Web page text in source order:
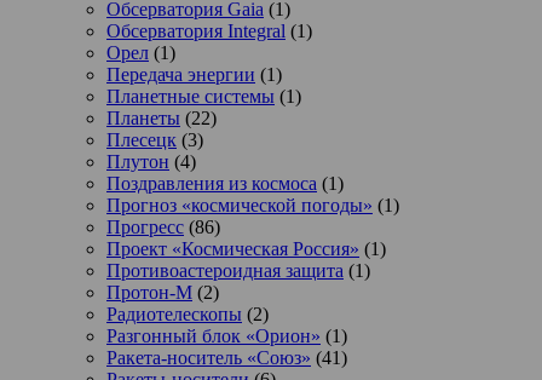
Обсерватория Gaia (1)
Обсерватория Integral (1)
Орел (1)
Передача энергии (1)
Планетные системы (1)
Планеты (22)
Плесецк (3)
Плутон (4)
Поздравления из космоса (1)
Прогноз «космической погоды» (1)
Прогресс (86)
Проект «Космическая Россия» (1)
Противоастероидная защита (1)
Протон-М (2)
Радиотелескопы (2)
Разгонный блок «Орион» (1)
Ракета-носитель «Союз» (41)